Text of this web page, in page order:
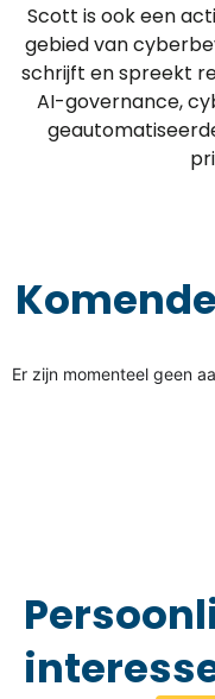
Scott is ook een
gebied van
schrijft en spreekt
AI-governance,
Er zijn momenteel geen